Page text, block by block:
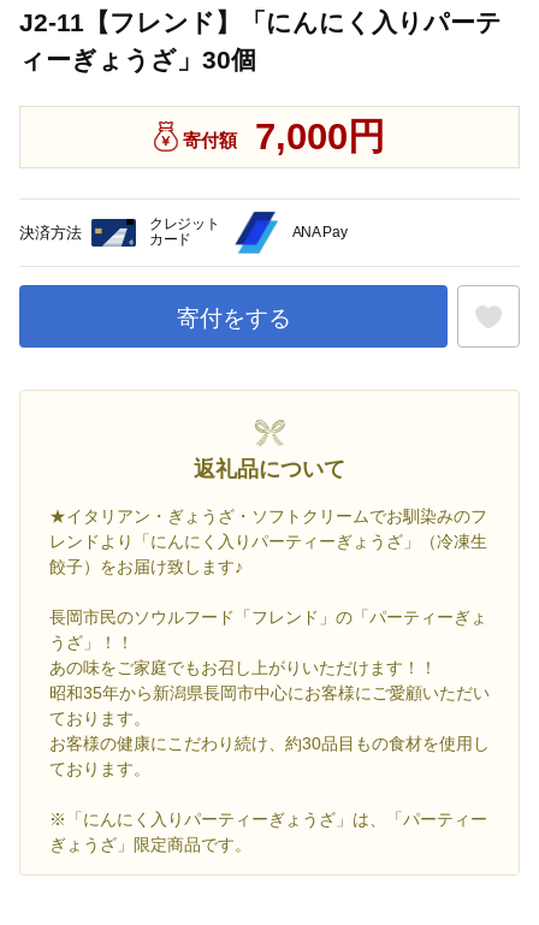
J2-11【フレンド】「にんにく入りパーテ
ィーぎょうざ」30個
寄付額 7,000円
決済方法
クレジット
カード
ANA Pay
寄付をする
返礼品について
★イタリアン・ぎょうざ・ソフトクリームでお馴染みのフ
レンドより「にんにく入りパーティーぎょうざ」（冷凍生
餃子）をお届け致します♪
長岡市民のソウルフード「フレンド」の「パーティーぎょ
うざ」！！
あの味をご家庭でもお召し上がりいただけます！！
昭和35年から新潟県長岡市中心にお客様にご愛顧いただい
ております。
お客様の健康にこだわり続け、約30品目もの食材を使用し
ております。
※「にんにく入りパーティーぎょうざ」は、「パーティー
ぎょうざ」限定商品です。